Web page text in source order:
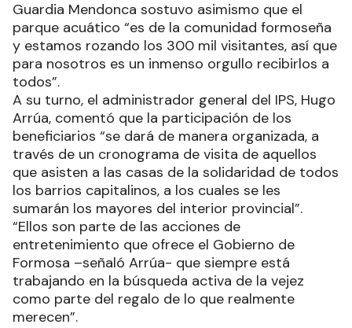
Guardia Mendonca sostuvo asimismo que el
parque acuático “es de la comunidad formoseña
y estamos rozando los 300 mil visitantes, así que
para nosotros es un inmenso orgullo recibirlos a
todos”.
A su turno, el administrador general del IPS, Hugo
Arrúa, comentó que la participación de los
beneficiarios “se dará de manera organizada, a
través de un cronograma de visita de aquellos
que asisten a las casas de la solidaridad de todos
los barrios capitalinos, a los cuales se les
sumarán los mayores del interior provincial”.
“Ellos son parte de las acciones de
entretenimiento que ofrece el Gobierno de
Formosa –señaló Arrúa- que siempre está
trabajando en la búsqueda activa de la vejez
como parte del regalo de lo que realmente
merecen”.